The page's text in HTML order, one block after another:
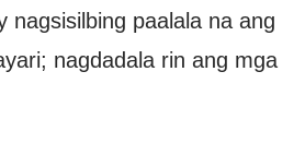
nagsisilbing paalala na ang
nagdadala rin ang mga